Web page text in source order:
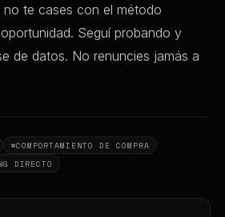
te cases con el método
Seguí probando y
de datos. No renuncies jamás a
#COMPORTAMIENTO DE COMPRA
DIRECTO